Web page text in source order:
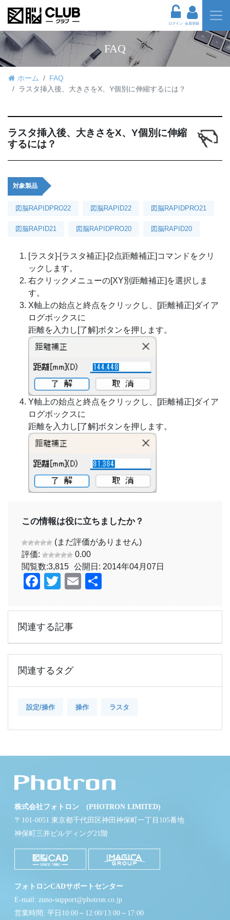
ログイン 会員登録
FAQ
ホーム
FAQ
ラスタ挿入後、大きさをX、Y個別に伸縮するには？
ラスタ挿入後、大きさをX、Y個別に伸縮
するには？
対象製品
図脳RAPIDPRO22 図脳RAPID22 図脳RAPIDPRO21
図脳RAPID21 図脳RAPIDPRO20 図脳RAPID20
[ラスタ]-[ラスタ補正]-[2点距離補正]コマンドをクリ
ックします。
右クリックメニューの[XY別距離補正]を選択しま
す。
X軸上の始点と終点をクリックし、[距離補正]ダイア
ログボックスに
距離を入力し[了解]ボタンを押します。
Y軸上の始点と終点をクリックし、[距離補正]ダイア
ログボックスに
距離を入力し[了解]ボタンを押します。
この情報は役に立ちましたか？
(まだ評価がありません)
評価:
0.00
閲覧数:3,815 公開日: 2014年04月07日
Facebook
TwitterEmail
関連する記事
関連するタグ
設定/操作 操作 ラスタ
株式会社フォトロン (PHOTRON LIMITED)
〒101-0051 東京都千代田区神田神保町一丁目105番地
神保町三井ビルディング21階
フォトロンCADサポートセンター
E-mail: zuno-support@photron.co.jp
営業時間: 平日10:00～12:00/13:00～17:00